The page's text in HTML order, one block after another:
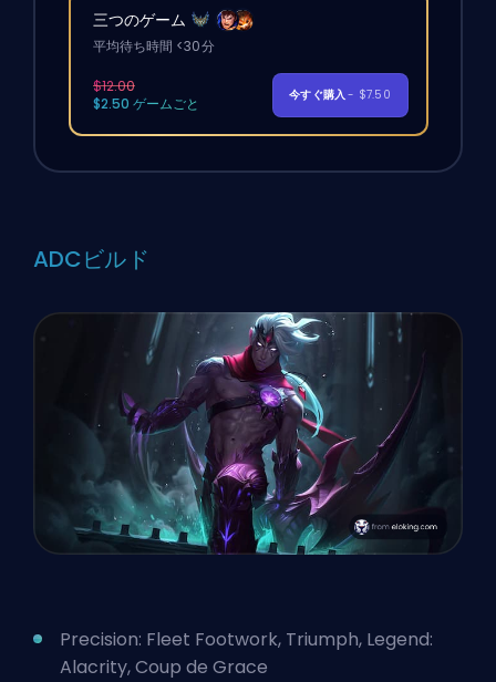
三つのゲーム
平均待ち時間 <30分
$12.00
$2.50 ゲームごと
今すぐ購入- $7.50
ADCビルド
Precision: Fleet Footwork, Triumph, Legend:
Alacrity, Coup de Grace